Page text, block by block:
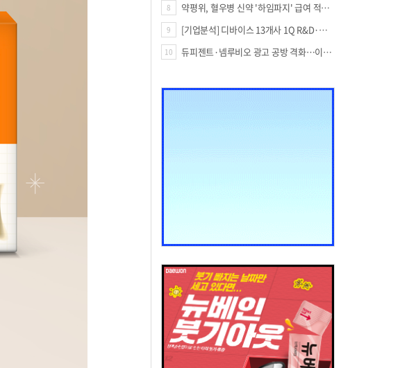
8 약평위, 혈우병 신약 '하임파지' 급여 적정성 인정…조건부 통과
9 [기업분석] 디바이스 13개사 1Q R&D·해외매출 증가
10 듀피젠트·넴루비오 광고 공방 격화…이번엔 사노피가 일부 문구 변경